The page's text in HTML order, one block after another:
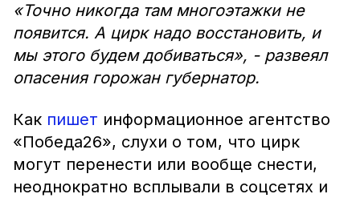
«Точно никогда там многоэтажки не
появится. А цирк надо восстановить, и
мы этого будем добиваться», - развеял
опасения горожан губернатор.
Как пишет информационное агентство
«Победа26», слухи о том, что цирк
могут перенести или вообще снести,
неоднократно всплывали в соцсетях и